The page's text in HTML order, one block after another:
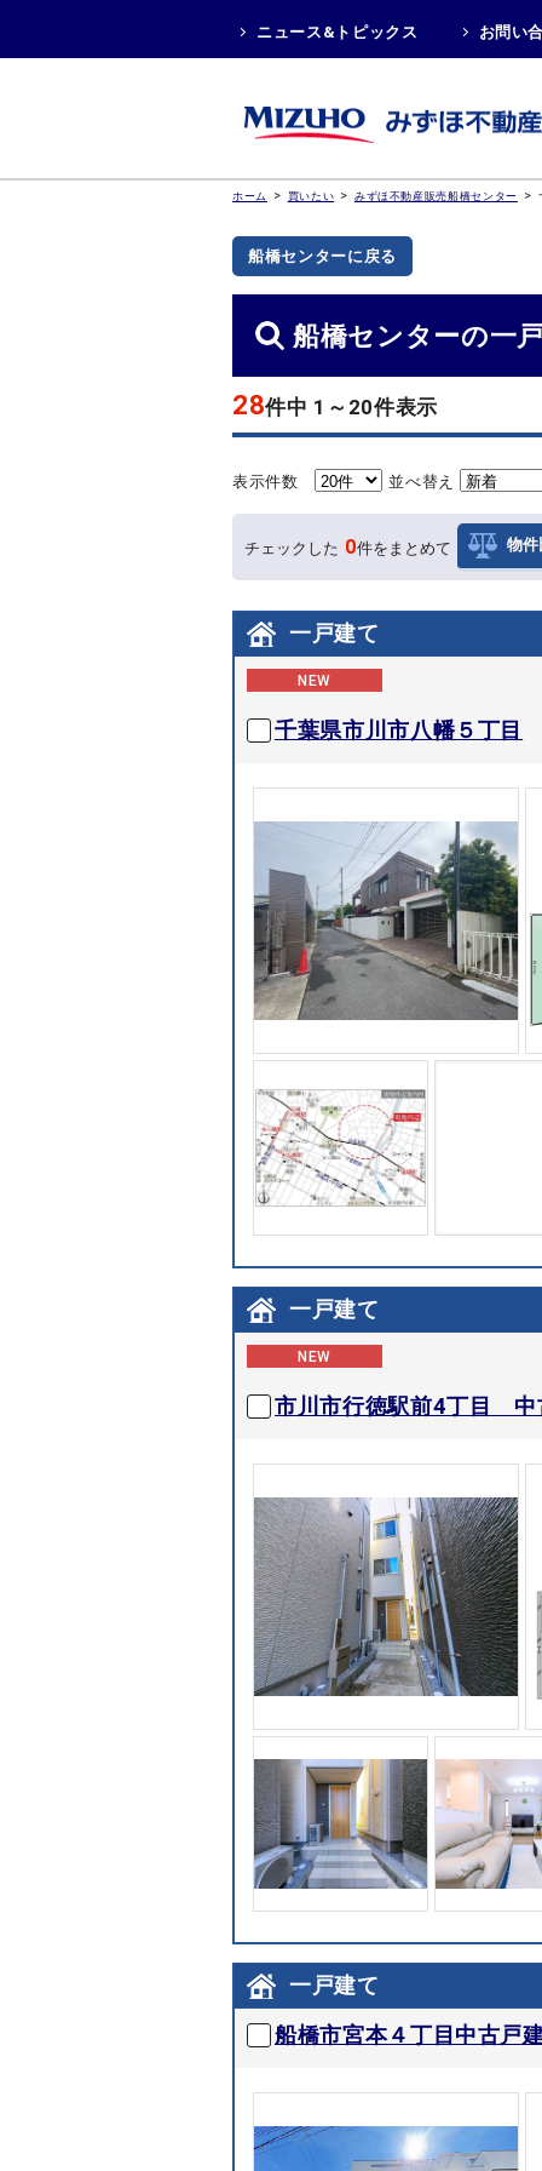
ニュース&トピックス お問い
ホーム > 買いたい > みずほ不動産販売船橋センター >
船橋センターに戻る
船橋センターの一
28件中 1～20件表示
表示件数 並べ替え
チェックした 0件をまとめて 物件
一戸建て
NEW
千葉県市川市八幡５丁目
一戸建て
NEW
市川市行徳駅前4丁目 中
一戸建て
船橋市宮本４丁目中古戸